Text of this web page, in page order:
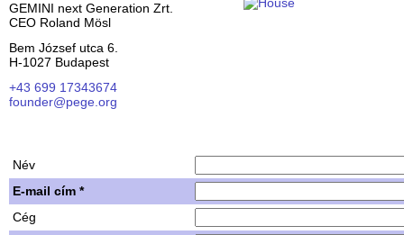
GEMINI next Generation Zrt.
CEO Roland Mösl
Bem József utca 6.
H-1027 Budapest
+43 699 17343674
founder@pege.org
Név
E-mail cím *
Cég